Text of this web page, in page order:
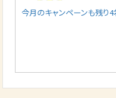
今月のキャンペーンも残り4